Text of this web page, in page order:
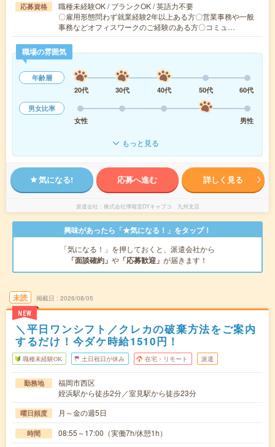
応募資格
職種未経験OK / ブランクOK / 英語力不要
〇雇用形態問わず就業経験2年以上ある方〇営業事務や一般
事務などオフィスワークのご経験のある方〇コミュ…
職場の雰囲気
年齢層
20代
30代 40代 50代
60代
男女比率
女性
男性
もっと見る
気になる! 応募へ進む 詳しく見る
派遣会社 株式会社博報堂DYキャプコ 九州支店
興味があったら「★気になる！」をタップ！
「気になる！」を押しておくと、派遣会社から
「面談確約」 や 「応募歓迎」 が届きます！
未読
NEW
掲載日 2026/08/05
＼平日ワンシフト／クレカの破棄方法をご案内
するだけ！今ダケ時給1510円！
職種未経験OK 土日祝日が休み 在宅・リモート 派遣
勤務地
福岡市西区
姪浜駅から徒歩2分／室見駅から徒歩23分
曜日頻度 月～金の週5日
時間 08:55～17:00（実働7h/休憩1h）